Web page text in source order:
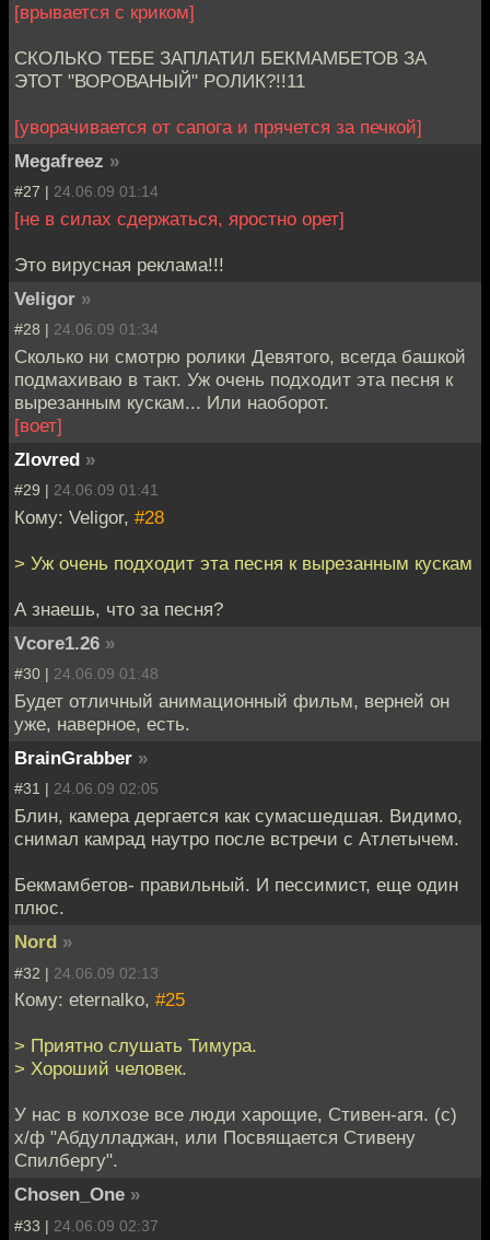
[врывается с криком]
СКОЛЬКО ТЕБЕ ЗАПЛАТИЛ БЕКМАМБЕТОВ ЗА
ЭТОТ "ВОРОВАНЫЙ" РОЛИК?!!11
[уворачивается от сапога и прячется за печкой]
Megafreez »
#27 | 24.06.09 01:14
[не в силах сдержаться, яростно орет]
Это вирусная реклама!!!
Veligor »
#28 | 24.06.09 01:34
Сколько ни смотрю ролики Девятого, всегда башкой
подмахиваю в такт. Уж очень подходит эта песня к
вырезанным кускам... Или наоборот.
[воет]
Zlovred »
#29 | 24.06.09 01:41
Кому: Veligor, #28
> Уж очень подходит эта песня к вырезанным кускам
А знаешь, что за песня?
Vcore1.26 »
#30 | 24.06.09 01:48
Будет отличный анимационный фильм, верней он
уже, наверное, есть.
BrainGrabber »
#31 | 24.06.09 02:05
Блин, камера дергается как сумасшедшая. Видимо,
снимал камрад наутро после встречи с Атлетычем.
Бекмамбетов- правильный. И пессимист, еще один
плюс.
Nord »
#32 | 24.06.09 02:13
Кому: eternalko, #25
> Приятно слушать Тимура.
> Хороший человек.
У нас в колхозе все люди харощие, Стивен-агя. (с)
х/ф "Абдулладжан, или Посвящается Стивену
Спилбергу".
Chosen_One »
#33 | 24.06.09 02:37